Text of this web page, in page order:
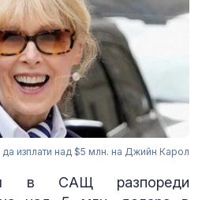
изплати над $5 млн. на Джийн Карол
в САЩ разпореди